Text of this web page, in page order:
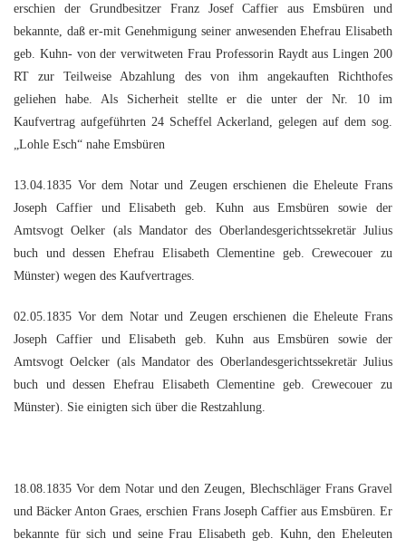
erschien der Grundbesitzer Franz Josef Caffier aus Emsbüren und
bekannte, daß er-mit Genehmigung seiner anwesenden Ehefrau Elisabeth
geb. Kuhn- von der verwitweten Frau Professorin Raydt aus Lingen 200
RT zur Teilweise Abzahlung des von ihm angekauften Richthofes
geliehen habe. Als Sicherheit stellte er die unter der Nr. 10 im
Kaufvertrag aufgeführten 24 Scheffel Ackerland, gelegen auf dem sog.
„Lohle Esch“ nahe Emsbüren
13.04.1835 Vor dem Notar und Zeugen erschienen die Eheleute Frans
Joseph Caffier und Elisabeth geb. Kuhn aus Emsbüren sowie der
Amtsvogt Oelker (als Mandator des Oberlandesgerichtssekretär Julius
buch und dessen Ehefrau Elisabeth Clementine geb. Crewecouer zu
Münster) wegen des Kaufvertrages.
02.05.1835 Vor dem Notar und Zeugen erschienen die Eheleute Frans
Joseph Caffier und Elisabeth geb. Kuhn aus Emsbüren sowie der
Amtsvogt Oelcker (als Mandator des Oberlandesgerichtssekretär Julius
buch und dessen Ehefrau Elisabeth Clementine geb. Crewecouer zu
Münster). Sie einigten sich über die Restzahlung.
18.08.1835 Vor dem Notar und den Zeugen, Blechschläger Frans Gravel
und Bäcker Anton Graes, erschien Frans Joseph Caffier aus Emsbüren. Er
bekannte für sich und seine Frau Elisabeth geb. Kuhn, den Eheleuten